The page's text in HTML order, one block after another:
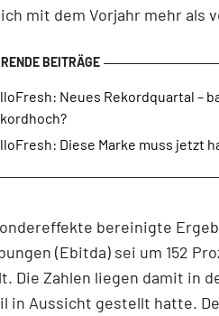
mit dem Vorjahr mehr als
Neues Rekordquartal –
Diese Marke muss jetzt
bereinigte
(Ebitda) sei um 152
Die Zahlen liegen damit in
in Aussicht gestellt hatte.